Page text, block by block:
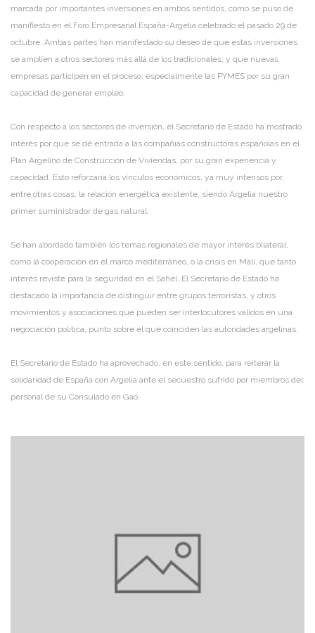
marcada por importantes inversiones en ambos sentidos, como se puso de
manifiesto en el Foro Empresarial España-Argelia celebrado el pasado 29 de
octubre. Ambas partes han manifestado su deseo de que estas inversiones
se amplíen a otros sectores más allá de los tradicionales, y que nuevas
empresas participen en el proceso, especialmente las PYMES por su gran
capacidad de generar empleo.
Con respecto a los sectores de inversión, el Secretario de Estado ha mostrado
interés por que se dé entrada a las compañías constructoras españolas en el
Plan Argelino de Construcción de Viviendas, por su gran experiencia y
capacidad. Esto reforzaría los vínculos económicos, ya muy intensos por,
entre otras cosas, la relación energética existente, siendo Argelia nuestro
primer suministrador de gas natural.
Se han abordado también los temas regionales de mayor interés bilateral,
como la cooperación en el marco mediterráneo, o la crisis en Mali, que tanto
interés reviste para la seguridad en el Sahel. El Secretario de Estado ha
destacado la importancia de distinguir entre grupos terroristas, y otros
movimientos y asociaciones que pueden ser interlocutores válidos en una
negociación política, punto sobre el que coinciden las autoridades argelinas.
El Secretario de Estado ha aprovechado, en este sentido, para reiterar la
solidaridad de España con Argelia ante el secuestro sufrido por miembros del
personal de su Consulado en Gao.